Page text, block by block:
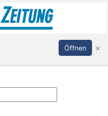
Anmelden
Öffnen ×